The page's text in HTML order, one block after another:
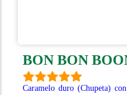
BON BON
Caramelo duro (Chupeta)